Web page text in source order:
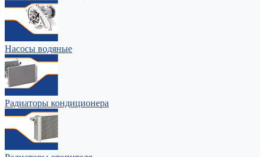
Насосы водяные
Радиаторы кондиционера